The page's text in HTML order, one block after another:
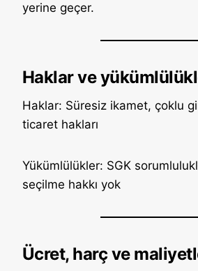
yerine geçer.
Haklar ve
Haklar: Süresiz ikamet, çoklu
ticaret hakları
Yükümlülükler: SGK
seçilme hakkı yok
Ücret, harç ve